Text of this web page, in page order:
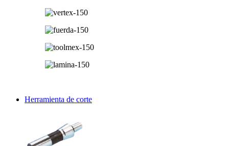
Herramienta de corte